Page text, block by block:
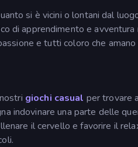
si è vicini o lontani dal
di apprendimento e
e tutti coloro che
giochi casual per trovare
indovinare una parte delle
il cervello e favorire il